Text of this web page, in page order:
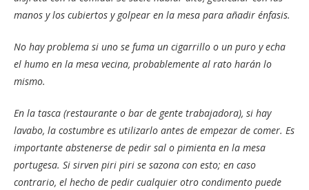
manos y los cubiertos y golpear en la mesa para añadir énfasis.
No hay problema si uno se fuma un cigarrillo o un puro y echa
el humo en la mesa vecina, probablemente al rato harán lo
mismo.
En la tasca (restaurante o bar de gente trabajadora), si hay
lavabo, la costumbre es utilizarlo antes de empezar de comer. Es
importante abstenerse de pedir sal o pimienta en la mesa
portugesa. Si sirven piri piri se sazona con esto; en caso
contrario, el hecho de pedir cualquier otro condimento puede